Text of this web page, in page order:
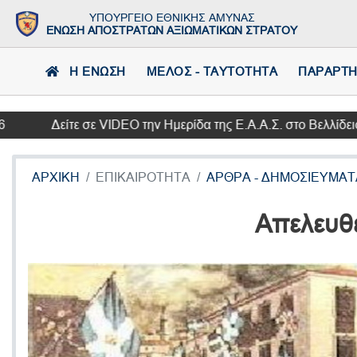
ΥΠΟΥΡΓΕΙΟ ΕΘΝΙΚΗΣ ΑΜΥΝΑΣ
ΕΝΩΣΗ ΑΠΟΣΤΡΑΤΩΝ ΑΞΙΩΜΑΤΙΚΩΝ ΣΤΡΑΤΟΥ
Η ΕΝΩΣΗ ΜΕΛΟΣ - ΤΑΥΤΟΤΗΤΑ
Δείτε σε VIDEO την Ημερίδα της Ε.Α.Α.Σ. στο Βελλίδειο
ΑΡΧΙΚΗ ΕΠΙΚΑΙΡΟΤΗΤΑ ΑΡΘΡΑ -